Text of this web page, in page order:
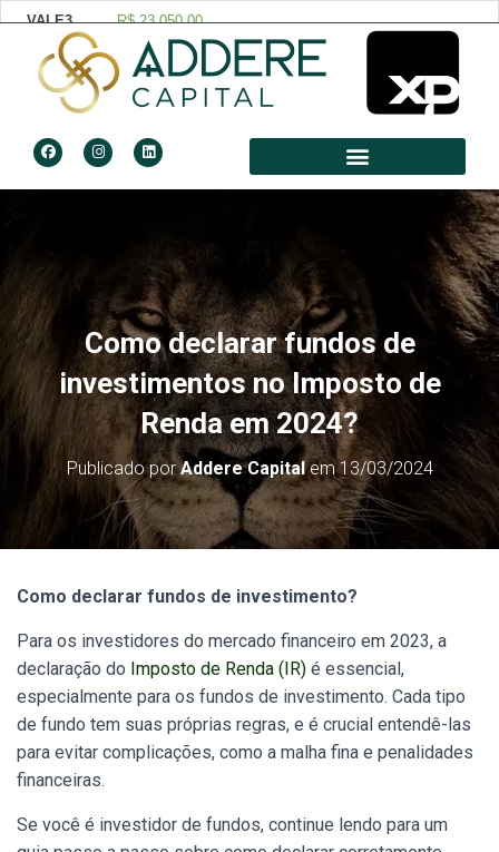
Como declarar fundos de
investimentos no Imposto de
Renda em 2024?
Publicado porAddere Capitalem13/03/2024
Como declarar fundos de investimento?
Para os investidores do mercado financeiro em 2023, a
declaração do Imposto de Renda (IR) é essencial,
especialmente para os fundos de investimento. Cada tipo
de fundo tem suas próprias regras, e é crucial entendê-las
para evitar complicações, como a malha fina e penalidades
financeiras.
Se você é investidor de fundos, continue lendo para um